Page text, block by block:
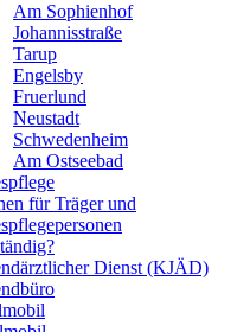
Am Sophienhof
Johannisstraße
Tarup
Engelsby
Fruerlund
Neustadt
Schwedenheim
Am Ostseebad
für Träger und
Dienst (KJÄD)